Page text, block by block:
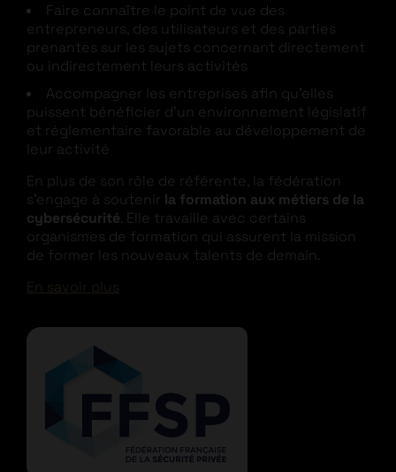
Faire connaître le point de vue des
entrepreneurs, des utilisateurs et des parties
prenantes sur les sujets concernant directement
ou indirectement leurs activités
Accompagner les entreprises afin qu’elles
puissent bénéficier d’un environnement législatif
et réglementaire favorable au développement de
leur activité
En plus de son rôle de référente, la fédération
s’engage à soutenir la formation aux métiers de la
cybersécurité. Elle travaille avec certains
organismes de formation qui assurent la mission
de former les nouveaux talents de demain.
En savoir plus